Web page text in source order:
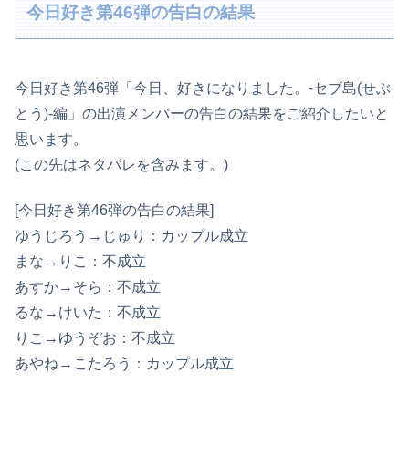
今日好き第46弾の告白の結果
今日好き第46弾「今日、好きになりました。-セブ島(せぶ
とう)-編」の出演メンバーの告白の結果をご紹介したいと
思います。
(この先はネタバレを含みます。)
[今日好き第46弾の告白の結果]
ゆうじろう→じゅり：カップル成立
まな→りこ：不成立
あすか→そら：不成立
るな→けいた：不成立
りこ→ゆうぞお：不成立
あやね→こたろう：カップル成立